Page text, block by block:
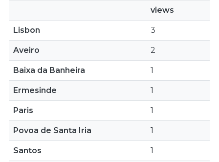
views
Lisbon 3
Aveiro 2
Baixa da Banheira 1
Ermesinde 1
Paris 1
Povoa de Santa Iria 1
Santos 1